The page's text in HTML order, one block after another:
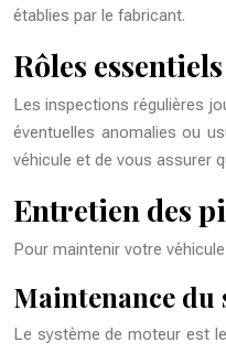
établies par le fabricant.
Rôles
Les inspections régulières
éventuelles anomalies ou
véhicule et de vous assurer
Entretien des
Pour maintenir votre
Maintenance du
Le système de moteur est